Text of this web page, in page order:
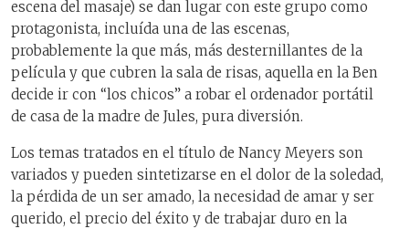
escena del masaje) se dan lugar con este grupo como
protagonista, incluída una de las escenas,
probablemente la que más, más desternillantes de la
película y que cubren la sala de risas, aquella en la Ben
decide ir con “los chicos” a robar el ordenador portátil
de casa de la madre de Jules, pura diversión.
Los temas tratados en el título de Nancy Meyers son
variados y pueden sintetizarse en el dolor de la soledad,
la pérdida de un ser amado, la necesidad de amar y ser
querido, el precio del éxito y de trabajar duro en la